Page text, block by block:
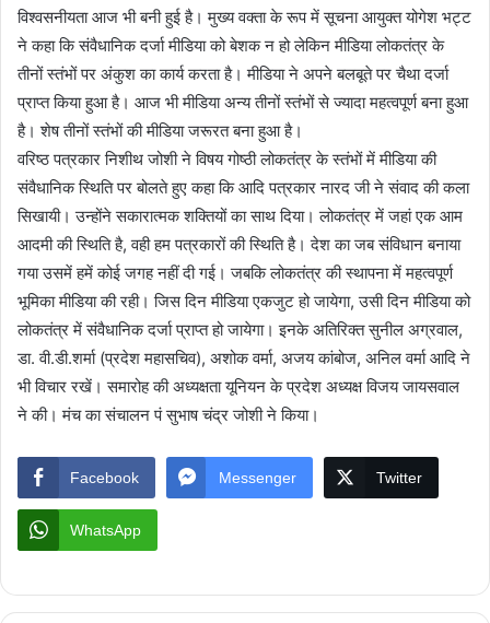
विश्वसनीयता आज भी बनी हुई है। मुख्य वक्ता के रूप में सूचना आयुक्त योगेश भट्ट
ने कहा कि संवैधानिक दर्जा मीडिया को बेशक न हो लेकिन मीडिया लोकतंत्र के
तीनों स्तंभों पर अंकुश का कार्य करता है। मीडिया ने अपने बलबूते पर चैथा दर्जा
प्राप्त किया हुआ है। आज भी मीडिया अन्य तीनों स्तंभों से ज्यादा महत्वपूर्ण बना हुआ
है। शेष तीनों स्तंभों की मीडिया जरूरत बना हुआ है।
वरिष्ठ पत्रकार निशीथ जोशी ने विषय गोष्ठी लोकतंत्र के स्तंभों में मीडिया की
संवैधानिक स्थिति पर बोलते हुए कहा कि आदि पत्रकार नारद जी ने संवाद की कला
सिखायी। उन्होंने सकारात्मक शक्तियों का साथ दिया। लोकतंत्र में जहां एक आम
आदमी की स्थिति है, वही हम पत्रकारों की स्थिति है। देश का जब संविधान बनाया
गया उसमें हमें कोई जगह नहीं दी गई। जबकि लोकतंत्र की स्थापना में महत्वपूर्ण
भूमिका मीडिया की रही। जिस दिन मीडिया एकजुट हो जायेगा, उसी दिन मीडिया को
लोकतंत्र में संवैधानिक दर्जा प्राप्त हो जायेगा। इनके अतिरिक्त सुनील अग्रवाल,
डा. वी.डी.शर्मा (प्रदेश महासचिव), अशोक वर्मा, अजय कांबोज, अनिल वर्मा आदि ने
भी विचार रखें। समारोह की अध्यक्षता यूनियन के प्रदेश अध्यक्ष विजय जायसवाल
ने की। मंच का संचालन पं सुभाष चंद्र जोशी ने किया।
Facebook Messenger Twitter
WhatsApp